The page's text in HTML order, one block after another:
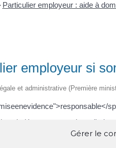
Gérer le
Particulier employeur : aide à
employeur si
et administrative (Première
salarié sont <span